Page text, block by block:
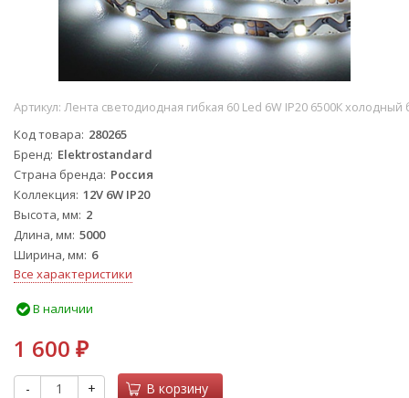
Артикул: Лента светодиодная гибкая 60 Led 6W IP20 6500К холодный
Код товара 280265
Бренд Elektrostandard
Страна бренда Россия
Коллекция 12V 6W IP20
Высота, мм 2
Длина, мм 5000
Ширина, мм 6
Все характеристики
В наличии
1 600 ₽
- + В корзину